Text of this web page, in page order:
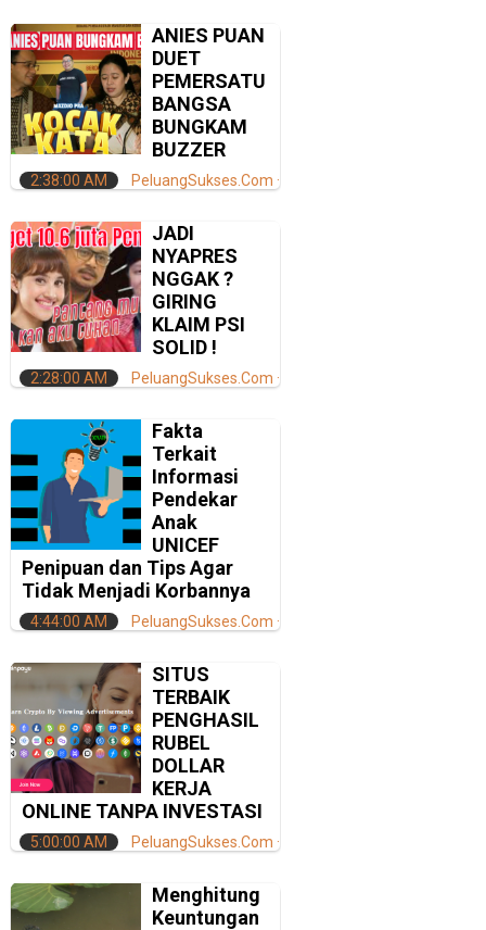
ANIES PUAN
DUET
PEMERSATU
BANGSA
BUNGKAM
BUZZER
PeluangSukses.Com
2:38:00 AM
JADI
NYAPRES
NGGAK ?
GIRING
KLAIM PSI
SOLID !
PeluangSukses.Com
2:28:00 AM
Fakta
Terkait
Informasi
Pendekar
Anak
UNICEF
Penipuan dan Tips Agar
Tidak Menjadi Korbannya
PeluangSukses.Com
4:44:00 AM
SITUS
TERBAIK
PENGHASIL
RUBEL
DOLLAR
KERJA
ONLINE TANPA INVESTASI
PeluangSukses.Com
5:00:00 AM
Menghitung
Keuntungan